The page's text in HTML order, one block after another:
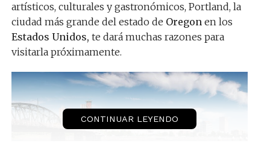
artísticos, culturales y gastronómicos, Portland, la
ciudad más grande del estado de Oregonen los
Estados Unidos, te dará muchas razones para
visitarla próximamente.
CONTINUAR LEYENDO